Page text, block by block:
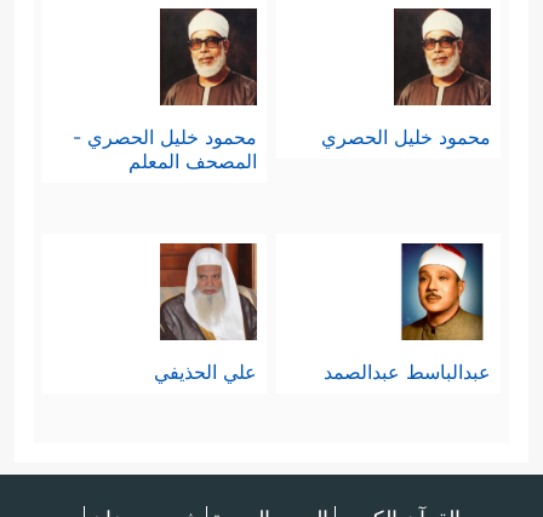
محمود خليل الحصري
محمود خليل الحصري -
المصحف المعلم
عبدالباسط عبدالصمد علي الحذيفي